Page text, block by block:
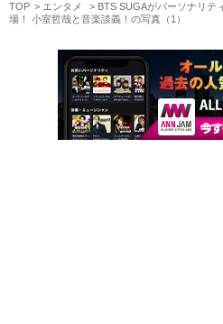
TOP エンタメ
BTS SUGAがパーソナリテ
場！ 小室哲哉と音楽談義！の写真（1）